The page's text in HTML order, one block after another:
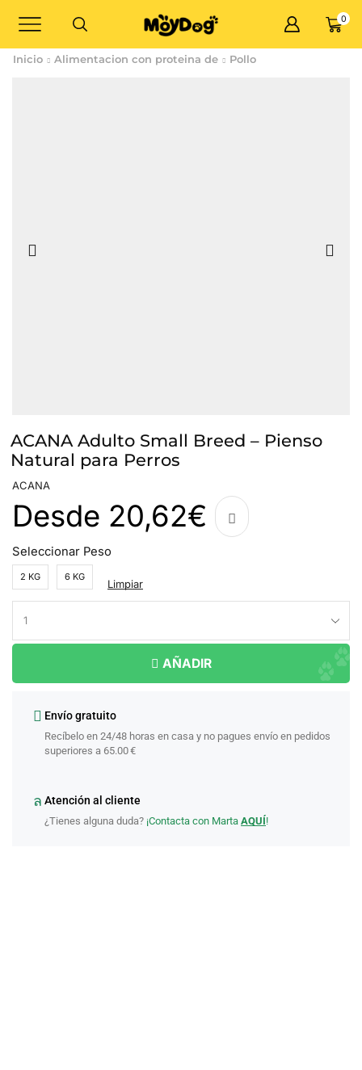
0
Inicio Alimentacion con proteina de Pollo
ACANA Adulto Small Breed – Pienso
Natural para Perros
ACANA
Desde 20,62€
Seleccionar Peso
2 KG 6 KG
Limpiar
AÑADIR
Envío gratuito
Recíbelo en 24/48 horas en casa y no pagues envío en pedidos
superiores a 65.00 €
Atención al cliente
¿Tienes alguna duda? ¡Contacta con Marta AQUÍ!